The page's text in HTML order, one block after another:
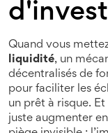
Quand vous
liquidité, un
décentralisés de
pour faciliter les
un prêt à risque. Et
juste augmenter